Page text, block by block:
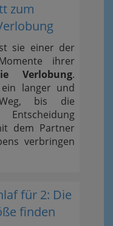
zum
sie einer der
ihrer
Verlobung.
langer und
Weg, bis die
dem Partner
verbringen
für 2: Die
finden